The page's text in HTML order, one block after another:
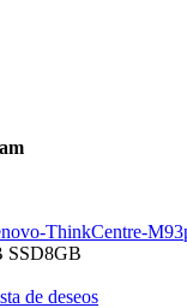
SSD8GB
de deseos